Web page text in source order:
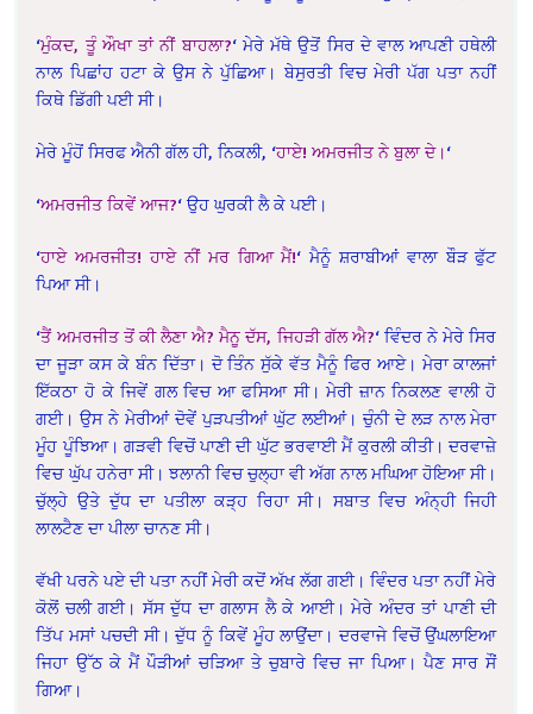
‘ਮੁੰਕਦ, ਤੂੰ ਔਖਾ ਤਾਂ ਨੀਂ ਬਾਹਲਾ?‘ ਮੇਰੇ ਮੱਥੇ ਉਤੋਂ ਸਿਰ ਦੇ ਵਾਲ ਆਪਣੀ ਹਥੇਲੀ
ਨਾਲ ਪਿਛਾਂਹ ਹਟਾ ਕੇ ਉਸ ਨੇ ਪੁੱਛਿਆ। ਬੇਸੁਰਤੀ ਵਿਚ ਮੇਰੀ ਪੱਗ ਪਤਾ ਨਹੀਂ
ਕਿਥੇ ਡਿੱਗੀ ਪਈ ਸੀ।
ਮੇਰੇ ਮੂੰਹੋਂ ਸਿਰਫ ਐਨੀ ਗੱਲ ਹੀ, ਨਿਕਲੀ, ‘ਹਾਏ! ਅਮਰਜੀਤ ਨੇ ਬੁਲਾ ਦੇ।‘
‘ਅਮਰਜੀਤ ਕਿਵੇਂ ਆਜ?‘ ਉਹ ਘੁਰਕੀ ਲੈ ਕੇ ਪਈ।
‘ਹਾਏ ਅਮਰਜੀਤ! ਹਾਏ ਨੀਂ ਮਰ ਗਿਆ ਮੈਂ!‘ ਮੈਨੂੰ ਸ਼ਰਾਬੀਆਂ ਵਾਲਾ ਬੌੜ ਫੁੱਟ
ਪਿਆ ਸੀ।
‘ਤੈਂ ਅਮਰਜੀਤ ਤੋਂ ਕੀ ਲੈਣਾ ਐ? ਮੈਨੂ ਦੱਸ, ਜਿਹੜੀ ਗੱਲ ਐ?‘ ਵਿੰਦਰ ਨੇ ਮੇਰੇ ਸਿਰ
ਦਾ ਜੂੜਾ ਕਸ ਕੇ ਬੰਨ ਦਿੱਤਾ। ਦੋ ਤਿੰਨ ਸੁੱਕੇ ਵੱਤ ਮੈਨੂੰ ਫਿਰ ਆਏ। ਮੇਰਾ ਕਾਲਜਾਂ
ਇੱਕਠਾ ਹੋ ਕੇ ਜਿਵੇਂ ਗਲ ਵਿਚ ਆ ਫਸਿਆ ਸੀ। ਮੇਰੀ ਜ਼ਾਨ ਨਿਕਲਣ ਵਾਲੀ ਹੋ
ਗਈ। ਉਸ ਨੇ ਮੇਰੀਆਂ ਦੋਵੇਂ ਪੁੜਪਤੀਆਂ ਘੁੱਟ ਲਈਆਂ। ਚੁੰਨੀ ਦੇ ਲੜ ਨਾਲ ਮੇਰਾ
ਮੂੰਹ ਪੂੰਝਿਆ। ਗੜਵੀ ਵਿਚੋਂ ਪਾਣੀ ਦੀ ਘੁੱਟ ਭਰਵਾਈ ਮੈਂ ਕੁਰਲੀ ਕੀਤੀ। ਦਰਵਾਜ਼ੇ
ਵਿਚ ਘੁੱਪ ਹਨੇਰਾ ਸੀ। ਝਲਾਨੀ ਵਿਚ ਚੁਲ੍ਹਾ ਵੀ ਅੱਗ ਨਾਲ ਮਘਿਆ ਹੋਇਆ ਸੀ।
ਚੁੱਲ੍ਹੇ ਉਤੇ ਦੁੱਧ ਦਾ ਪਤੀਲਾ ਕੜ੍ਹ ਰਿਹਾ ਸੀ। ਸਬਾਤ ਵਿਚ ਅੰਨ੍ਹੀ ਜਿਹੀ
ਲਾਲਟੈਣ ਦਾ ਪੀਲਾ ਚਾਨਣ ਸੀ।
ਵੱਖੀ ਪਰਨੇ ਪਏ ਦੀ ਪਤਾ ਨਹੀਂ ਮੇਰੀ ਕਦੋਂ ਅੱਖ ਲੱਗ ਗਈ। ਵਿੰਦਰ ਪਤਾ ਨਹੀਂ ਮੇਰੇ
ਕੋਲੋਂ ਚਲੀ ਗਈ। ਸੱਸ ਦੁੱਧ ਦਾ ਗਲਾਸ ਲੈ ਕੇ ਆਈ। ਮੇਰੇ ਅੰਦਰ ਤਾਂ ਪਾਣੀ ਦੀ
ਤਿੱਪ ਮਸਾਂ ਪਚਦੀ ਸੀ। ਦੁੱਧ ਨੂੰ ਕਿਵੇਂ ਮੂੰਹ ਲਾਉਂਦਾ। ਦਰਵਾਜੇ ਵਿਚੋਂ ਉਂਘਲਾਇਆ
ਜਿਹਾ ਉੱਠ ਕੇ ਮੈਂ ਪੌੜੀਆਂ ਚੜਿਆ ਤੇ ਚੁਬਾਰੇ ਵਿਚ ਜਾ ਪਿਆ। ਪੈਣ ਸਾਰ ਸੌਂ
ਗਿਆ।